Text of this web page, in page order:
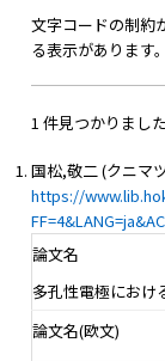
文字コードの制約
る表示があります
1 件見つかりました
国松,敬二 (クニマ
https://
論文名
多孔性電極にお
論文名(欧文)